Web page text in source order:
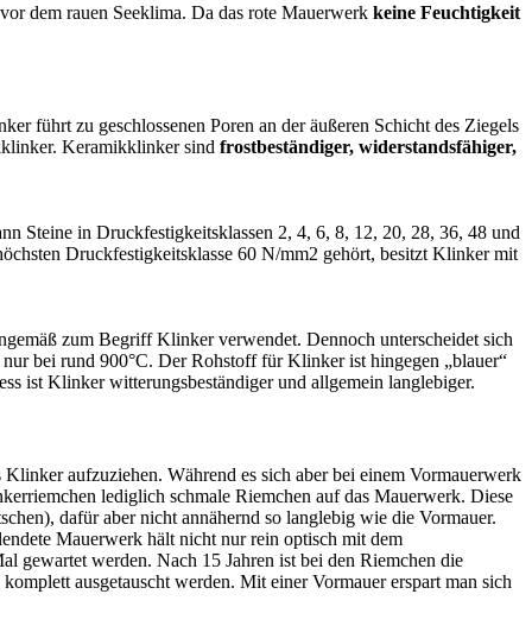
dem rauen Seeklima. Da das rote Mauerwerk keine Feuchtigkeit
führt zu geschlossenen Poren an der äußeren Schicht des Ziegels
Keramikklinker sind frostbeständiger, widerstandsfähiger,
Steine in Druckfestigkeitsklassen 2, 4, 6, 8, 12, 20, 28, 36, 48 und
Druckfestigkeitsklasse 60 N/mm2 gehört, besitzt Klinker mit
zum Begriff Klinker verwendet. Dennoch unterscheidet sich
bei rund 900°C. Der Rohstoff für Klinker ist hingegen „blauer“
ist Klinker witterungsbeständiger und allgemein langlebiger.
aufzuziehen. Während es sich aber bei einem Vormauerwerk
lediglich schmale Riemchen auf das Mauerwerk. Diese
dafür aber nicht annähernd so langlebig wie die Vormauer.
Mauerwerk hält nicht nur rein optisch mit dem
gewartet werden. Nach 15 Jahren ist bei den Riemchen die
ausgetauscht werden. Mit einer Vormauer erspart man sich